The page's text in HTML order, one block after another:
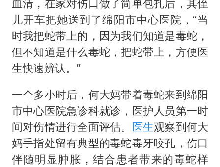
血清，在家对伤口做了简单包扎后，其侄
儿开车把她送到了绵阳市中心医院，“当
时我把蛇带上的，因为我们知道是毒蛇，
但不知道是什么毒蛇，把蛇带上，方便医
生快速辨认。”
一个多小时后，何大妈带着毒蛇来到绵阳
市中心医院急诊科就诊，医护人员第一时
间对伤情进行全面评估。 医生观察到何大
妈手指处留有典型的毒蛇毒牙咬孔，伤口
伴随明显肿胀，结合患者带来的毒蛇样